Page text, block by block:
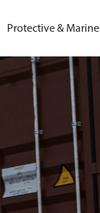
Protective & Marine